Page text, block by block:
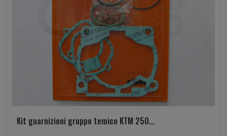
Kit guarnizioni gruppo temico KTM 250...